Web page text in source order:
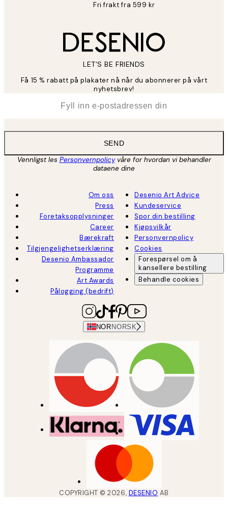
Fri frakt fra 599 kr
LET’S BE FRIENDS
Få 15 % rabatt på plakater nå når du abonnerer på vårt
nyhetsbrev!
SEND
Vennligst les Personvernpolicyvåre for hvordan vi behandler
dataene dine
Om oss
Press
Foretaksopplysninger
Career
Bærekraft
Tilgjengelighetserklæring
Desenio Ambassador
Programme
Art Awards
Pålogging (bedrift)
Desenio Art Advice
Kundeservice
Spor din bestilling
Kjøpsvilkår
Personvernpolicy
Cookies
Forespørsel om å
kansellere bestilling
Behandle cookies
NOR NORSK
COPYRIGHT ©2026, DESENIO AB